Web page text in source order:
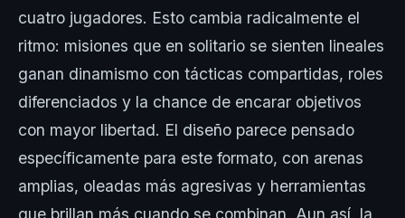
cuatro jugadores. Esto cambia radicalmente el
ritmo: misiones que en solitario se sienten lineales
ganan dinamismo con tácticas compartidas, roles
diferenciados y la chance de encarar objetivos
con mayor libertad. El diseño parece pensado
específicamente para este formato, con arenas
amplias, oleadas más agresivas y herramientas
que brillan más cuando se combinan. Aun así, la